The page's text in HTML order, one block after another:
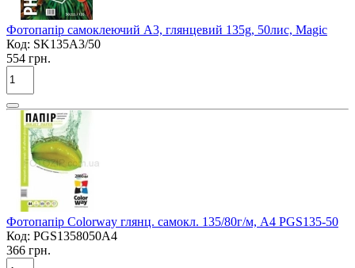
Фотопапір самоклеючий A3, глянцевий 135g, 50лис, Мagic
Код: SK135A3/50
554 грн.
Фотопапір Colorway глянц. самокл. 135/80г/м, A4 PGS135-50
Код: PGS1358050A4
366 грн.